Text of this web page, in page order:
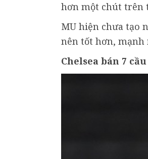
hơn một chút trên
MU hiện chưa tạo
nên tốt hơn, mạnh
Chelsea bán 7